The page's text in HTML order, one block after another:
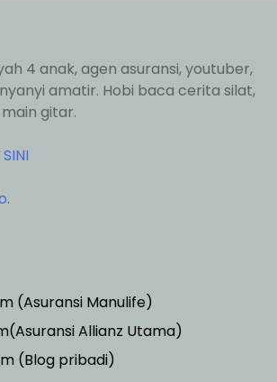
4 anak, agen asuransi, youtuber,
amatir. Hobi baca cerita silat,
gitar.
SINI
.
(Asuransi Manulife)
Allianz Utama)
(Blog pribadi)